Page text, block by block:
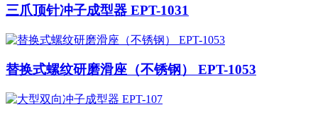
三爪顶针冲子成型器 EPT-1031
替换式螺纹研磨滑座（不锈钢） EPT-1053